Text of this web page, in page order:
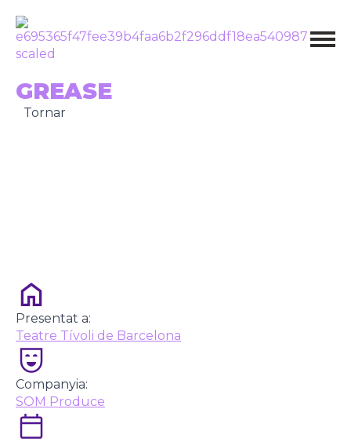
GREASE
Tornar
Presentat a:
Teatre Tívoli de Barcelona
Companyia:
SOM Produce